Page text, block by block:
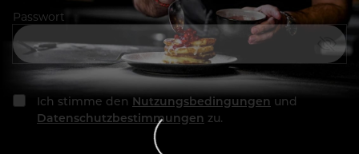
Passwort
Ich stimme den Nutzungsbedingungen und
Datenschutzbestimmungen zu.